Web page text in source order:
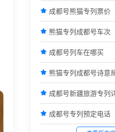
 成都号熊猫专列票价
 熊猫专列成都号车次
 成都号列车在哪买
 熊猫专列成都号诗意
 成都号新疆旅游专列
 成都号专列预定电话